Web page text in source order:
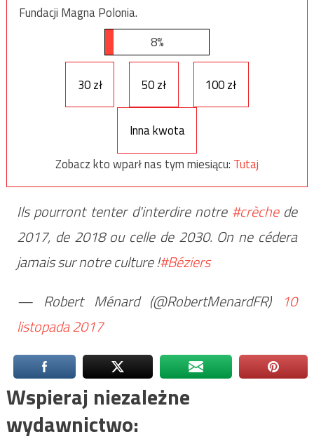
Fundacji Magna Polonia.
8%
30 zł 50 zł 100 zł
Inna kwota
Zobacz kto wparł nas tym miesiącu: Tutaj
Ils pourront tenter d'interdire notre #crèchede
2017, de 2018 ou celle de 2030. On ne cédera
jamais sur notre culture !#Béziers
— Robert Ménard (@RobertMenardFR)
10
listopada 2017
Wspieraj niezależne
wydawnictwo: